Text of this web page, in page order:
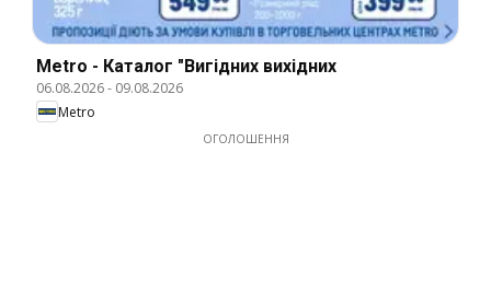
Metro - Каталог "Вигідних вихідних
06.08.2026- 09.08.2026
Metro
ОГОЛОШЕННЯ